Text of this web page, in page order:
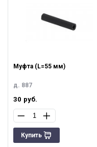
Муфта (L=55 мм)
д. 887
30 руб.
Купить